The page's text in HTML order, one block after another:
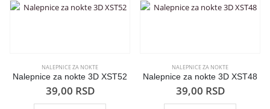
NALEPNICE ZA NOKTE
Nalepnice za nokte 3D XST52
39,00 RSD
NALEPNICE ZA NOKTE
Nalepnice za nokte 3D XST48
39,00 RSD